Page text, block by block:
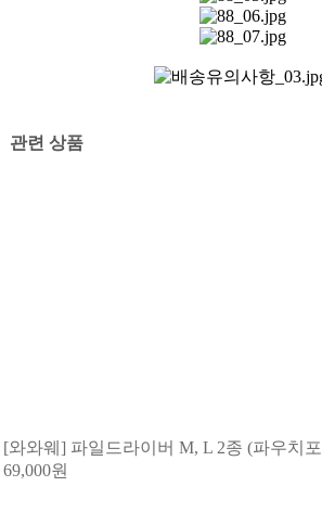
관련 상품
[와와웨] 파일드라이버 M, L 2종 (파우치
69,000원